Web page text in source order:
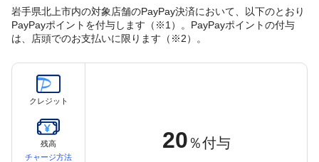
岩手県北上市内の対象店舗のPayPay決済において、以下のとおり
PayPayポイントを付与します（※1）。PayPayポイントの付与
は、店頭でのお支払いに限ります（※2）。
クレジット
残高
チャージ方法
20 ％付与